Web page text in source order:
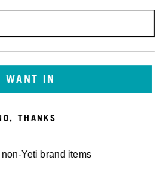
WANT IN
THANKS
Yeti brand items